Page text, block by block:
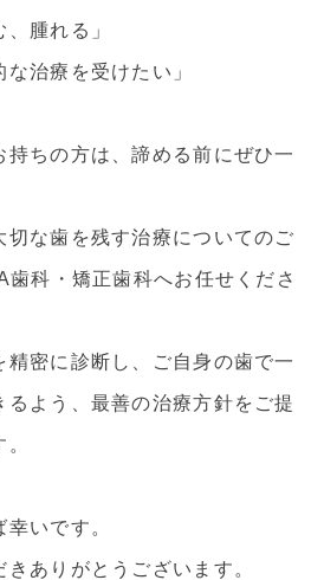
、腫れる」
な治療を受けたい」
持ちの方は、諦める前にぜひ一
切な歯を残す治療についてのご
科・矯正歯科へお任せくださ
精密に診断し、ご自身の歯で一
よう、最善の治療方針をご提
いです。
ありがとうございます。